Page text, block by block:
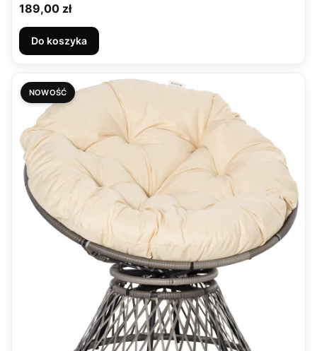
Cena
189,00 zł
Do koszyka
NOWOŚĆ